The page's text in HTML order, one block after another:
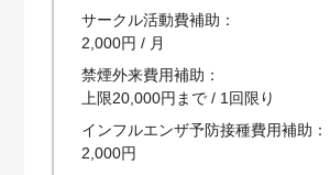
サークル活動費補助：
2,000円 / 月
禁煙外来費用補助：
上限20,000円まで / 1回限り
インフルエンザ予防接種費用補助：
2,000円